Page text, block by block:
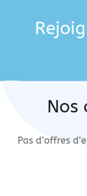
Nos
Pas d’offres